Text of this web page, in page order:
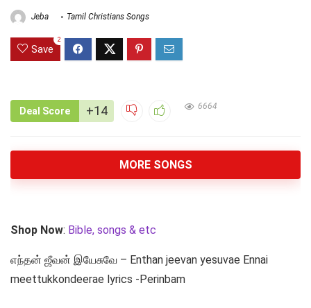
Jeba Tamil Christians Songs
Save
2
Deal Score +14 6664
MORE SONGS
Shop Now: Bible, songs & etc
எந்தன் ஜீவன் இயேசுவே – Enthan jeevan yesuvae Ennai
meettukkondeerae lyrics -Perinbam